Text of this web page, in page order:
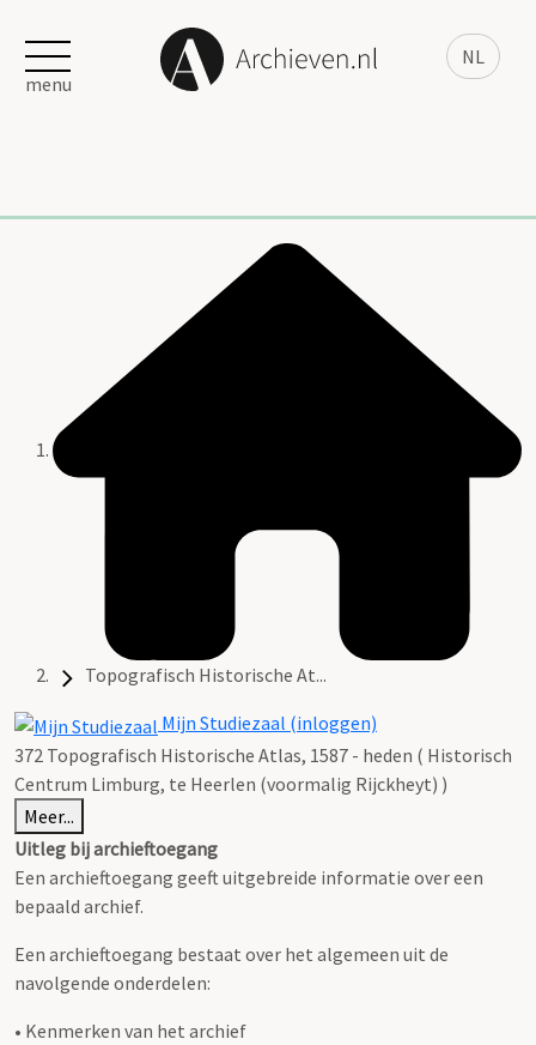
NL
menu
Topografisch Historische At...
Mijn Studiezaal (inloggen)
372 Topografisch Historische Atlas, 1587 - heden ( Historisch
Centrum Limburg, te Heerlen (voormalig Rijckheyt) )
Meer...
Uitleg bij archieftoegang
Een archieftoegang geeft uitgebreide informatie over een
bepaald archief.
Een archieftoegang bestaat over het algemeen uit de
navolgende onderdelen:
• Kenmerken van het archief